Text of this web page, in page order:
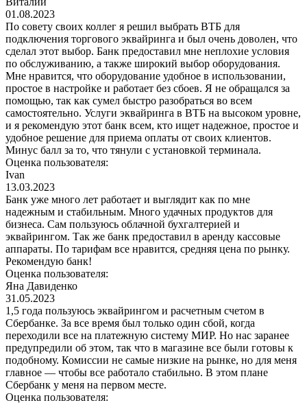
01.08.2023
По совету своих коллег я решил выбрать ВТБ для
подключения торгового эквайринга и был очень доволен, что
сделал этот выбор. Банк предоставил мне неплохие условия
по обслуживанию, а также широкий выбор оборудования.
Мне нравится, что оборудование удобное в использовании,
простое в настройке и работает без сбоев. Я не обращался за
помощью, так как сумел быстро разобраться во всем
самостоятельно. Услуги эквайринга в ВТБ на высоком уровне,
и я рекомендую этот банк всем, кто ищет надежное, простое и
удобное решение для приема оплаты от своих клиентов.
Минус балл за то, что тянули с установкой терминала.
Оценка пользователя:
Ivan
13.03.2023
Банк уже много лет работает и выглядит как по мне
надежным и стабильным. Много удачных продуктов для
бизнеса. Сам пользуюсь облачной бухгалтерией и
эквайрингом. Так же банк предоставил в аренду кассовые
аппараты. По тарифам все нравится, средняя цена по рынку.
Рекомендую банк!
Оценка пользователя:
Яна Давиденко
31.05.2023
1,5 года пользуюсь эквайрингом и расчетным счетом в
Сбербанке. За все время был только один сбой, когда
переходили все на платежную систему МИР. Но нас заранее
предупредили об этом, так что в магазине все были готовы к
подобному. Комиссии не самые низкие на рынке, но для меня
главное — чтобы все работало стабильно. В этом плане
Сбербанк у меня на первом месте.
Оценка пользователя: